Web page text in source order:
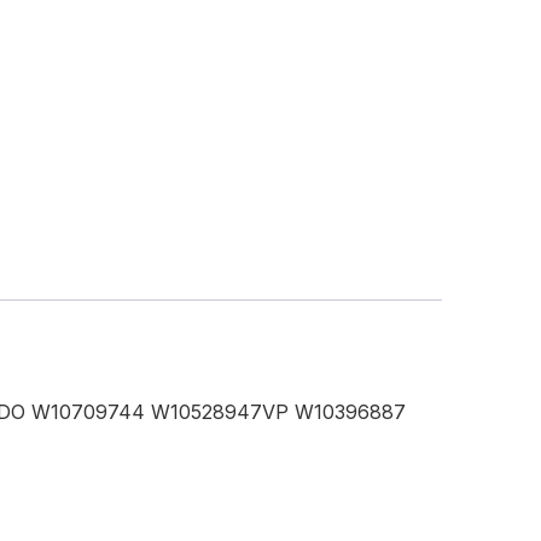
W10709744 W10528947VP W10396887